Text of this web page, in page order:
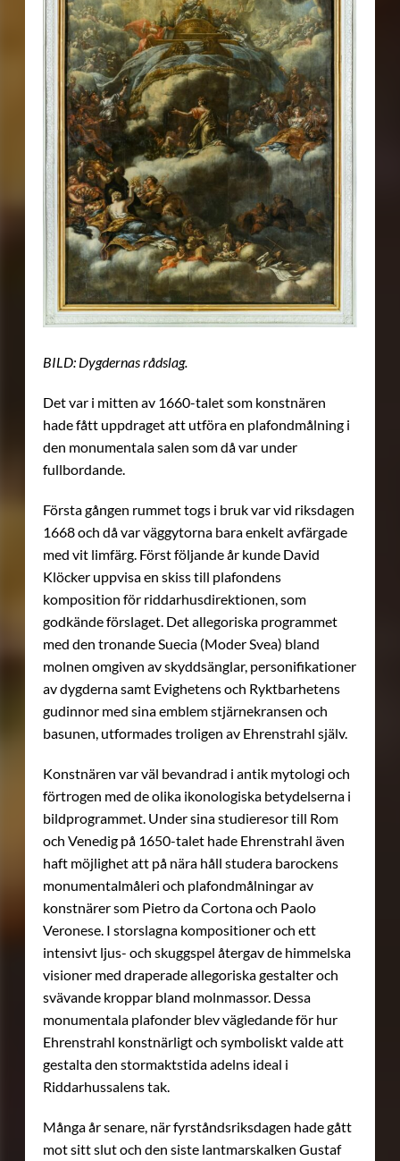
BILD: Dygdernas rådslag.
Det var i mitten av 1660-talet som konstnären
hade fått uppdraget att utföra en plafondmålning i
den monumentala salen som då var under
fullbordande.
Första gången rummet togs i bruk var vid riksdagen
1668 och då var väggytorna bara enkelt avfärgade
med vit limfärg. Först följande år kunde David
Klöcker uppvisa en skiss till plafondens
komposition för riddarhusdirektionen, som
godkände förslaget. Det allegoriska programmet
med den tronande Suecia (Moder Svea) bland
molnen omgiven av skyddsänglar, personifikationer
av dygderna samt Evighetens och Ryktbarhetens
gudinnor med sina emblem stjärnekransen och
basunen, utformades troligen av Ehrenstrahl själv.
Konstnären var väl bevandrad i antik mytologi och
förtrogen med de olika ikonologiska betydelserna i
bildprogrammet. Under sina studieresor till Rom
och Venedig på 1650-talet hade Ehrenstrahl även
haft möjlighet att på nära håll studera barockens
monumentalmåleri och plafondmålningar av
konstnärer som Pietro da Cortona och Paolo
Veronese. I storslagna kompositioner och ett
intensivt ljus- och skuggspel återgav de himmelska
visioner med draperade allegoriska gestalter och
svävande kroppar bland molnmassor. Dessa
monumentala plafonder blev vägledande för hur
Ehrenstrahl konstnärligt och symboliskt valde att
gestalta den stormaktstida adelns ideal i
Riddarhussalens tak.
Många år senare, när fyrståndsriksdagen hade gått
mot sitt slut och den siste lantmarskalken Gustaf